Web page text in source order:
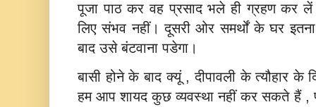
पूजा पाठ कर वह प्रसाद भले ही ग्रहण कर लें
लिए संभव नहीं। दूसरी ओर समर्थों के घर
बाद उसे बंटवाना पडेगा।
बासी होने के बाद क्‍यूं , दीपावली के त्‍यौहार
हम आप शायद कुछ व्‍यवस्‍था नहीं कर सकते हैं ,